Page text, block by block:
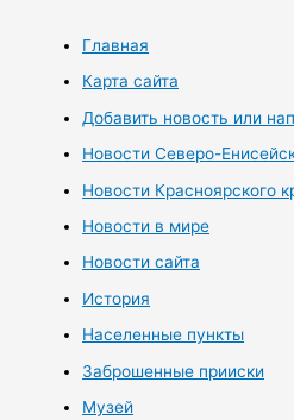
Главная
Карта сайта
Добавить новость или
Новости Северо-
Новости Красноярского
Новости в мире
Новости сайта
История
Населенные пункты
Заброшенные прииски
Музей